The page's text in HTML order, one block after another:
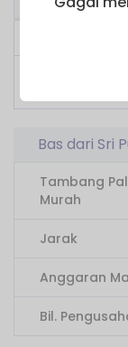
Bas dari Sri
Tambang
Murah
Jarak
Anggaran
Bil.